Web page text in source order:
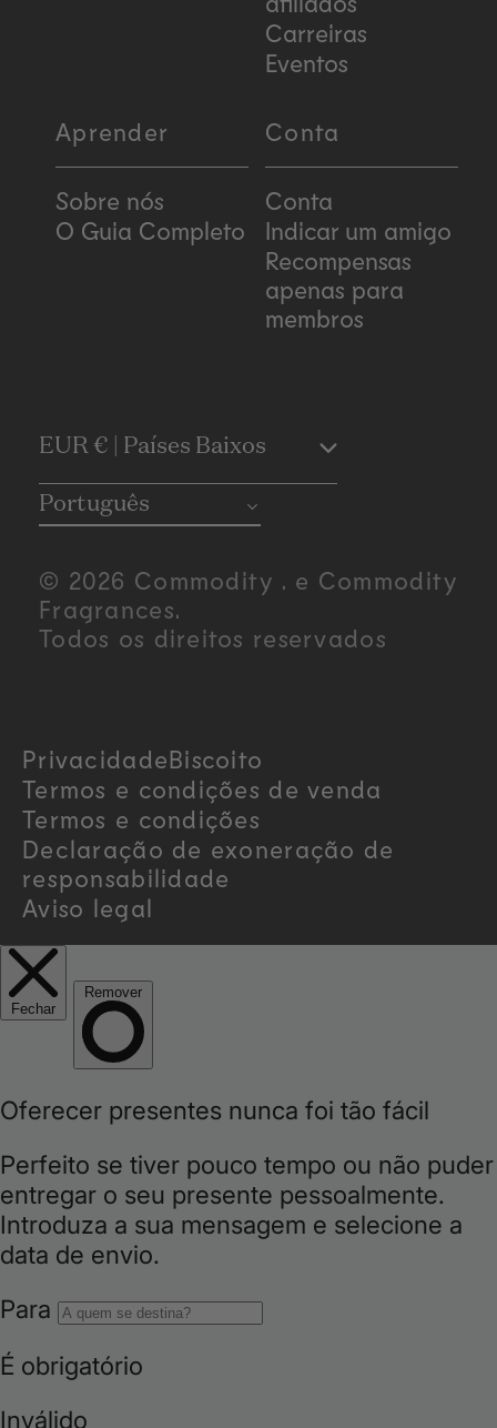
Carreiras
Eventos
Aprender
Sobre nós
O Guia Completo
Conta
Conta
Indicar um amigo
Recompensas
apenas para
membros
C
o
u
n
y
/
r
e
g
o
n
EUR € | Países Baixos
Português
© 2026 Commodity . e Commodity
Fragrances.
Todos os direitos reservados
PrivacidadeBiscoito
Termos e condições de venda
Termos e condições
Declaração de exoneração de
responsabilidade
Aviso legal